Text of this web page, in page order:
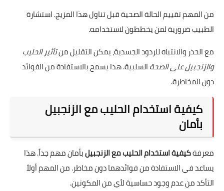
من المهم تقييم الحالة الصحية قبل تناول هذا المزيج. استشارة
الطبيب ضرورية لمن يخططون لاستخدامه.
مع الحذر والانتباه للردود الجسدية، يمكن التقليل منتأثير الحليب
والزنجبيل على الصحةالسلبية. هذا يسمح بالاستفادة من الفوائد
دون المخاطرة.
كيفية استخدام الحليب مع الزنجبيل
بأمان
معرفةكيفية استخدام الحليب مع الزنجبيلبأمان مهم جداً. هذا
يساعد في الاستفادة من فوائدهما دون مخاطر. من المهم أولاً
التأكد من عدم وجود حساسية لأي من المكونين.